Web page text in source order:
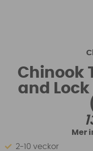
Chinook
and
Mer
2-10 veckor